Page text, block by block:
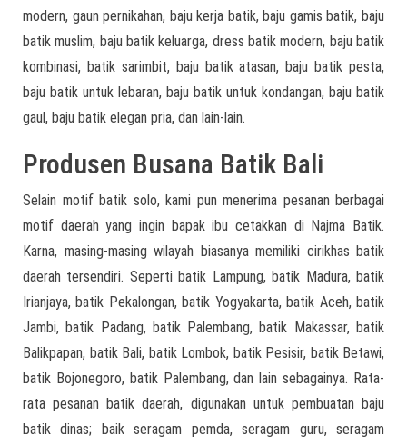
modern, gaun pernikahan, baju kerja batik, baju gamis batik, baju
batik muslim, baju batik keluarga, dress batik modern, baju batik
kombinasi, batik sarimbit, baju batik atasan, baju batik pesta,
baju batik untuk lebaran, baju batik untuk kondangan, baju batik
gaul, baju batik elegan pria, dan lain-lain.
Produsen Busana Batik Bali
Selain motif batik solo, kami pun menerima pesanan berbagai
motif daerah yang ingin bapak ibu cetakkan di Najma Batik.
Karna, masing-masing wilayah biasanya memiliki cirikhas batik
daerah tersendiri. Seperti batik Lampung, batik Madura, batik
Irianjaya, batik Pekalongan, batik Yogyakarta, batik Aceh, batik
Jambi, batik Padang, batik Palembang, batik Makassar, batik
Balikpapan, batik Bali, batik Lombok, batik Pesisir, batik Betawi,
batik Bojonegoro, batik Palembang, dan lain sebagainya. Rata-
rata pesanan batik daerah, digunakan untuk pembuatan baju
batik dinas; baik seragam pemda, seragam guru, seragam